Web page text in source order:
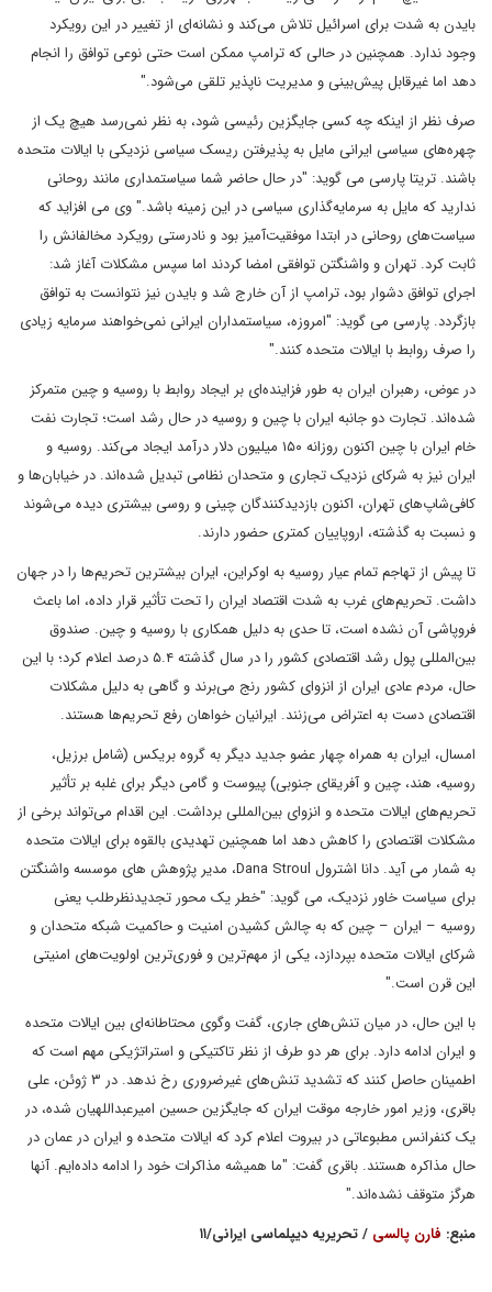
بایدن به شدت برای اسرائیل تلاش می‌کند و نشانه‌ای از تغییر در این رویکرد
وجود ندارد. همچنین در حالی که ترامپ ممکن است حتی نوعی توافق را انجام
دهد اما غیرقابل پیش‌بینی و مدیریت ناپذیر تلقی می‌شود."
صرف نظر از اینکه چه کسی جایگزین رئیسی شود، به نظر نمی‌رسد هیچ یک از
چهره‌های سیاسی ایرانی مایل به پذیرفتن ریسک سیاسی نزدیکی با ایالات متحده
باشند. تریتا پارسی می گوید: "در حال حاضر شما سیاستمداری مانند روحانی
ندارید که مایل به سرمایه‌گذاری سیاسی در این زمینه باشد." وی می افزاید که
سیاست‌های روحانی در ابتدا موفقیت‌آمیز بود و نادرستی رویکرد مخالفانش را
ثابت کرد. تهران و واشنگتن توافقی امضا کردند اما سپس مشکلات آغاز شد:
اجرای توافق دشوار بود، ترامپ از آن خارج شد و بایدن نیز نتوانست به توافق
بازگردد. پارسی می گوید: "امروزه، سیاستمداران ایرانی نمی‌خواهند سرمایه زیادی
را صرف روابط با ایالات متحده کنند."
در عوض، رهبران ایران به طور فزاینده‌ای بر ایجاد روابط با روسیه و چین متمرکز
شده‌اند. تجارت دو جانبه ایران با چین و روسیه در حال رشد است؛ تجارت نفت
خام ایران با چین اکنون روزانه ۱۵۰ میلیون دلار درآمد ایجاد می‌کند. روسیه و
ایران نیز به شرکای نزدیک تجاری و متحدان نظامی تبدیل شده‌اند. در خیابان‌ها و
کافی‌شاپ‌های تهران، اکنون بازدیدکنندگان چینی و روسی بیشتری دیده می‌شوند
و نسبت به گذشته، اروپاییان کمتری حضور دارند.
تا پیش از تهاجم تمام عیار روسیه به اوکراین، ایران بیشترین تحریم‌ها را در جهان
داشت. تحریم‌های غرب به شدت اقتصاد ایران را تحت تأثیر قرار داده، اما باعث
فروپاشی آن نشده است، تا حدی به دلیل همکاری با روسیه و چین. صندوق
بین‌المللی پول رشد اقتصادی کشور را در سال گذشته ۵.۴ درصد اعلام کرد؛ با این
حال، مردم عادی ایران از انزوای کشور رنج می‌برند و گاهی به دلیل مشکلات
اقتصادی دست به اعتراض می‌زنند. ایرانیان خواهان رفع تحریم‌ها هستند.
امسال، ایران به همراه چهار عضو جدید دیگر به گروه بریکس (شامل برزیل،
روسیه، هند، چین و آفریقای جنوبی) پیوست و گامی دیگر برای غلبه بر تأثیر
تحریم‌های ایالات متحده و انزوای بین‌المللی برداشت. این اقدام می‌تواند برخی از
مشکلات اقتصادی را کاهش دهد اما همچنین تهدیدی بالقوه برای ایالات متحده
به شمار می آید. دانا اشترول Dana Stroul، مدیر پژوهش های موسسه واشنگتن
برای سیاست خاور نزدیک، می گوید: "خطر یک محور تجدیدنظرطلب یعنی
روسیه – ایران – چین که به چالش کشیدن امنیت و حاکمیت شبکه متحدان و
شرکای ایالات متحده بپردازد، یکی از مهم‌ترین و فوری‌ترین اولویت‌های امنیتی
این قرن است."
با این حال، در میان تنش‌های جاری، گفت وگوی محتاطانه‌ای بین ایالات متحده
و ایران ادامه دارد. برای هر دو طرف از نظر تاکتیکی و استراتژیکی مهم است که
اطمینان حاصل کنند که تشدید تنش‌های غیرضروری رخ ندهد. در ۳ ژوئن، علی
باقری، وزیر امور خارجه موقت ایران که جایگزین حسین امیرعبداللهیان شده، در
یک کنفرانس مطبوعاتی در بیروت اعلام کرد که ایالات متحده و ایران در عمان در
حال مذاکره هستند. باقری گفت: "ما همیشه مذاکرات خود را ادامه داده‌ایم. آنها
هرگز متوقف نشده‌اند."
منبع: فارن پالسی / تحریریه دیپلماسی ایرانی/۱۱